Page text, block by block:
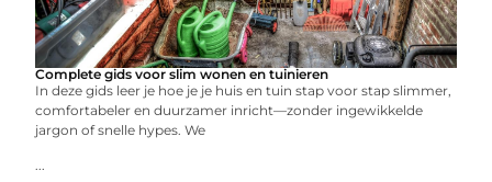
Complete gids voor slim wonen en tuinieren
In deze gids leer je hoe je je huis en tuin stap voor stap slimmer,
comfortabeler en duurzamer inricht—zonder ingewikkelde
jargon of snelle hypes. We
...